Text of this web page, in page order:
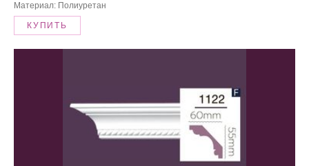
Материал: Полиуретан
КУПИТЬ